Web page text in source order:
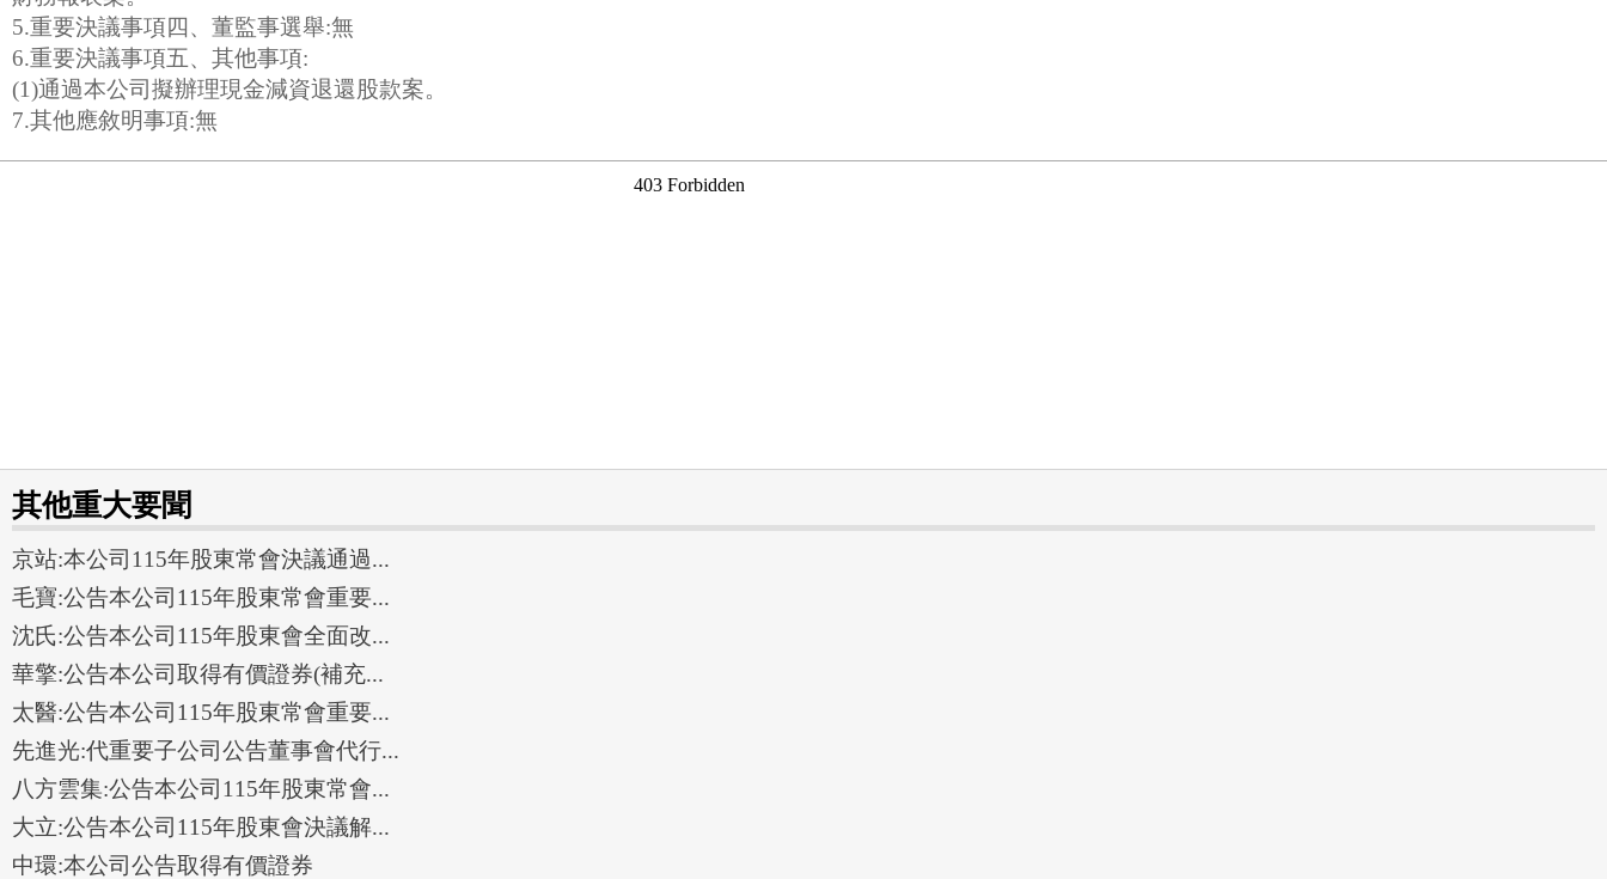
5.重要決議事項四、董監事選舉:無
6.重要決議事項五、其他事項:
(1)通過本公司擬辦理現金減資退還股款案。
7.其他應敘明事項:無
其他重大要聞
京站:本公司115年股東常會決議通過...
毛寶:公告本公司115年股東常會重要...
沈氏:公告本公司115年股東會全面改...
華擎:公告本公司取得有價證券(補充...
太醫:公告本公司115年股東常會重要...
先進光:代重要子公司公告董事會代行...
八方雲集:公告本公司115年股東常會...
大立:公告本公司115年股東會決議解...
中環:本公司公告取得有價證券